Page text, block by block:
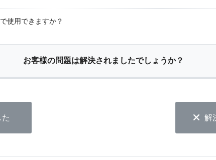
使用できますか？
お客様の問題は解決されましたでしょうか？
解